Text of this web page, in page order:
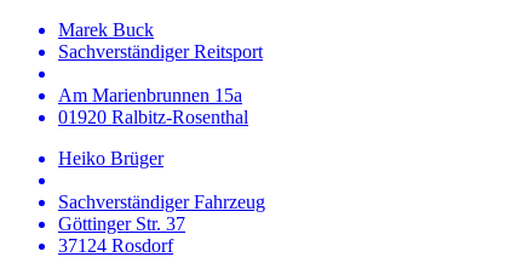
Marek Buck
Sachverständiger Reitsport
Am Marienbrunnen 15a
01920 Ralbitz-Rosenthal
Heiko Brüger
Sachverständiger Fahrzeug
Göttinger Str. 37
37124 Rosdorf